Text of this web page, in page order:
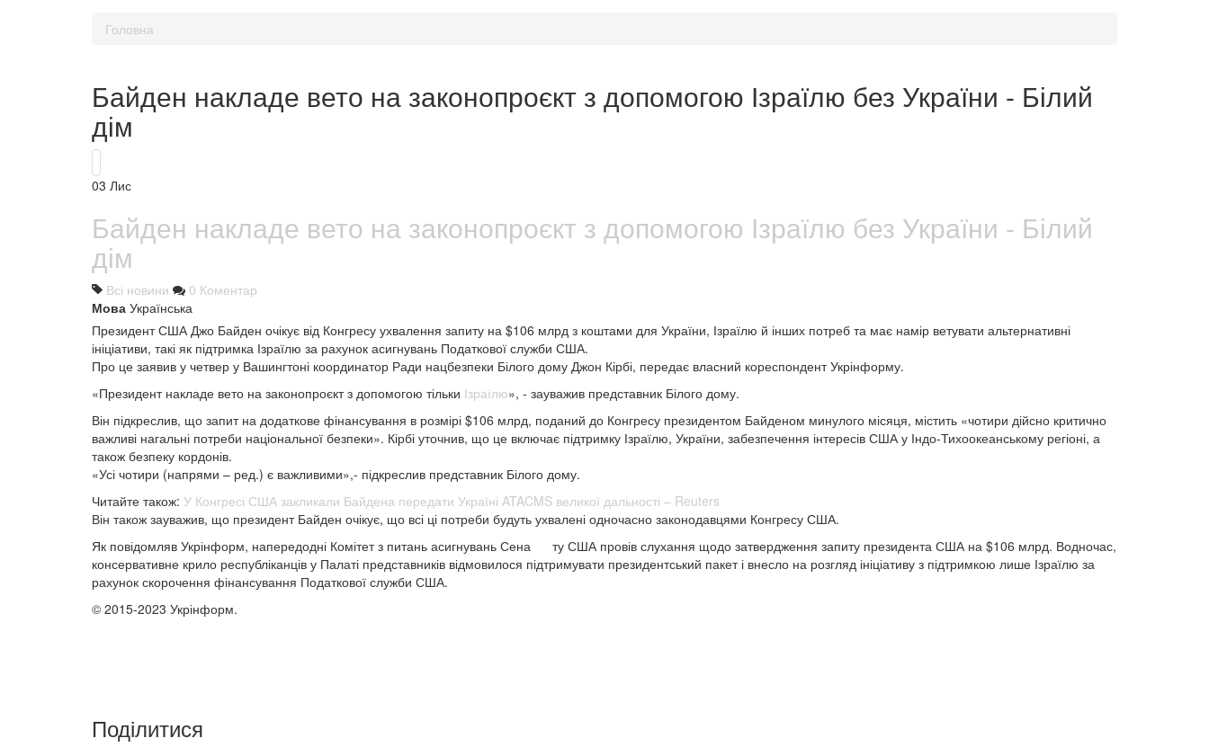
Головна
Байден накладе вето на законопроєкт з допомогою Ізраїлю без України - Білий
дім
03 Лис
Байден накладе вето на законопроєкт з допомогою Ізраїлю без України - Білий
дім
Всі новини
0 Коментар
Мова Українська
Президент США Джо Байден очікує від Конгресу ухвалення запиту на $106 млрд з коштами для України, Ізраїлю й інших потреб та має намір ветувати альтернативні
ініціативи, такі як підтримка Ізраїлю за рахунок асигнувань Податкової служби США.
Про це заявив у четвер у Вашингтоні координатор Ради нацбезпеки Білого дому Джон Кірбі, передає власний кореспондент Укрінформу.
«Президент накладе вето на законопроєкт з допомогою тільки Ізраїлю», - зауважив представник Білого дому.
Він підкреслив, що запит на додаткове фінансування в розмірі $106 млрд, поданий до Конгресу президентом Байденом минулого місяця, містить «чотири дійсно критично
важливі нагальні потреби національної безпеки». Кірбі уточнив, що це включає підтримку Ізраїлю, України, забезпечення інтересів США у Індо-Тихоокеанському регіоні, а
також безпеку кордонів.
«Усі чотири (напрями – ред.) є важливими»,- підкреслив представник Білого дому.
Читайте також: У Конгресі США закликали Байдена передати Україні ATACMS великої дальності – Reuters
Він також зауважив, що президент Байден очікує, що всі ці потреби будуть ухвалені одночасно законодавцями Конгресу США.
Як повідомляв Укрінформ, напередодні Комітет з питань асигнувань Сена ту США провів слухання щодо затвердження запиту президента США на $106 млрд. Водночас,
консервативне крило республіканців у Палаті представників відмовилося підтримувати президентський пакет і внесло на розгляд ініціативу з підтримкою лише Ізраїлю за
рахунок скорочення фінансування Податкової служби США.
© 2015-2023 Укрінформ.
Поділитися